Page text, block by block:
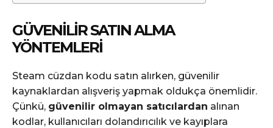
GÜVENILIR SATIN ALMA
YÖNTEMLERI
Steam cüzdan kodu satın alırken, güvenilir
kaynaklardan alışveriş yapmak oldukça önemlidir.
Çünkü, güvenilir olmayan satıcılardan alınan
kodlar, kullanıcıları dolandırıcılık ve kayıplara